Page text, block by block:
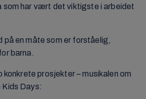
som har vært det viktigste i arbeidet
på en måte som er forståelig,
barna.
konkrete prosjekter – musikalen om
Kids Days: